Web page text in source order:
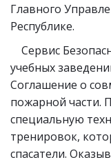
Главного
Республике.
Сервис
учебных
Соглашение о
пожарной части.
специальную
тренировок,
спасатели.